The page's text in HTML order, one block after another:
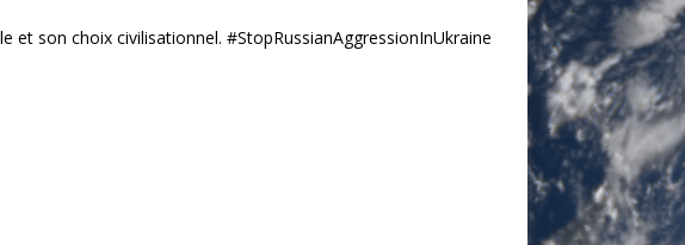
et son choix civilisationnel. #StopRussianAggressionInUkraine